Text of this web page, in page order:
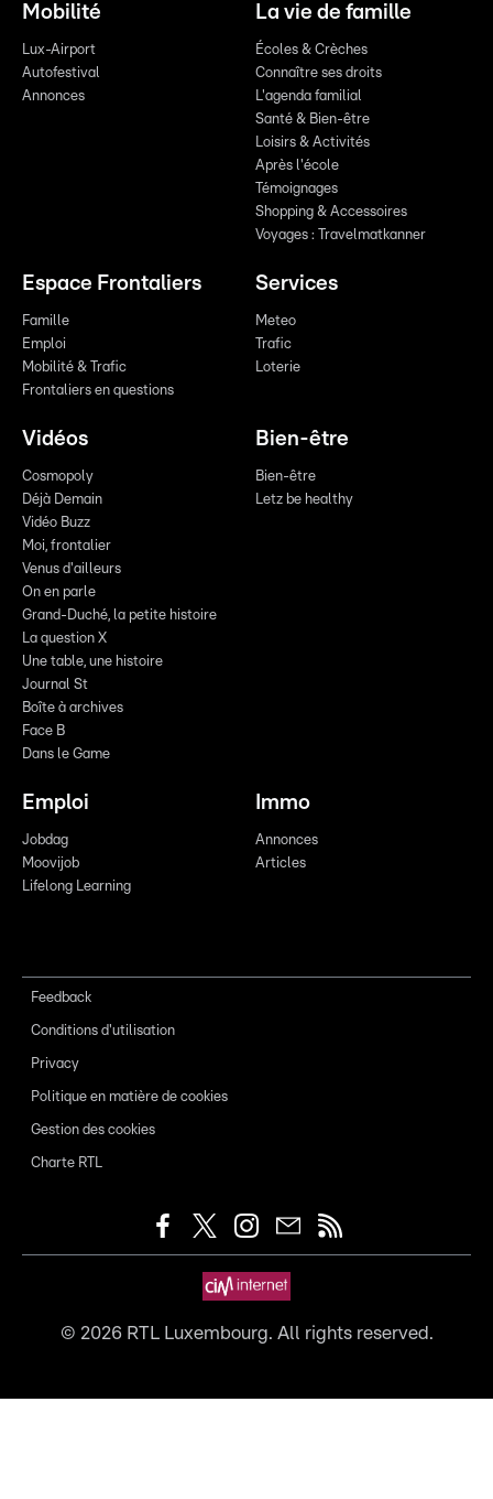
Mobilité
Lux-Airport
Autofestival
Annonces
La vie de famille
Écoles & Crèches
Connaître ses droits
L'agenda familial
Santé & Bien-être
Loisirs & Activités
Après l'école
Témoignages
Shopping & Accessoires
Voyages : Travelmatkanner
Espace Frontaliers
Famille
Emploi
Mobilité & Trafic
Frontaliers en questions
Services
Meteo
Trafic
Loterie
Vidéos
Cosmopoly
Déjà Demain
Vidéo Buzz
Moi, frontalier
Venus d'ailleurs
On en parle
Grand-Duché, la petite histoire
La question X
Une table, une histoire
Journal St
Boîte à archives
Face B
Dans le Game
Bien-être
Bien-être
Letz be healthy
Emploi
Jobdag
Moovijob
Lifelong Learning
Immo
Annonces
Articles
Feedback
Conditions d'utilisation
Privacy
Politique en matière de cookies
Gestion des cookies
Charte RTL
© 2026RTL Luxembourg. All rights reserved.